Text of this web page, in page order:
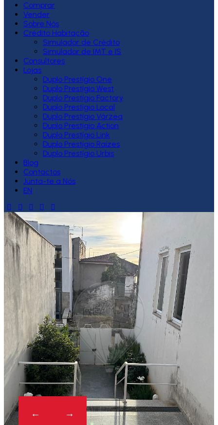
Comprar
Vender
Sobre Nós
Crédito Habitação
Simulador de Crédito
Simulador de IMT e IS
Consultores
Lojas
Duplo Prestígio One
Duplo Prestígio West
Duplo Prestígio Factory
Duplo Prestígio Local
Duplo Prestígio Várzea
Duplo Prestígio Action
Duplo Prestígio Link
Duplo Prestígio Raízes
Duplo Prestígio Urbis
Blog
Contactos
Junta-te a Nós
EN